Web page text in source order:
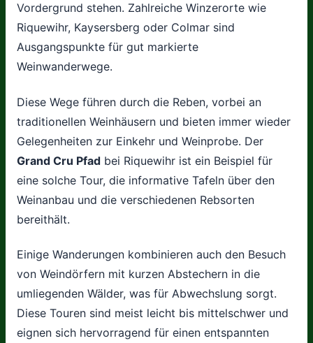
Vordergrund stehen. Zahlreiche Winzerorte wie
Riquewihr, Kaysersberg oder Colmar sind
Ausgangspunkte für gut markierte
Weinwanderwege.
Diese Wege führen durch die Reben, vorbei an
traditionellen Weinhäusern und bieten immer wieder
Gelegenheiten zur Einkehr und Weinprobe. Der
Grand Cru Pfad bei Riquewihr ist ein Beispiel für
eine solche Tour, die informative Tafeln über den
Weinanbau und die verschiedenen Rebsorten
bereithält.
Einige Wanderungen kombinieren auch den Besuch
von Weindörfern mit kurzen Abstechern in die
umliegenden Wälder, was für Abwechslung sorgt.
Diese Touren sind meist leicht bis mittelschwer und
eignen sich hervorragend für einen entspannten